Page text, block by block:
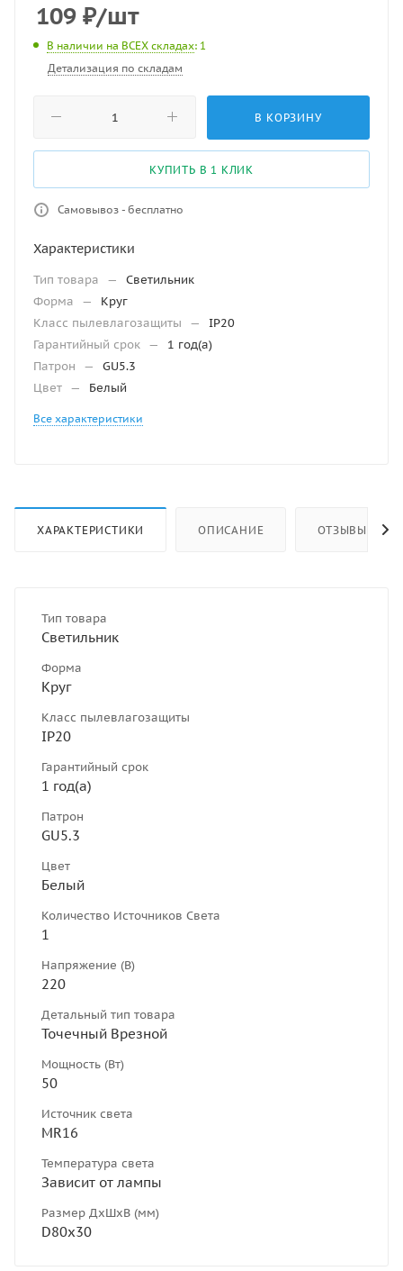
109 ₽/шт
В наличии на ВСЕХ складах: 1
Детализация по складам
В КОРЗИНУ
КУПИТЬ В 1 КЛИК
Самовывоз - бесплатно
Характеристики
Тип товара —
Светильник
Форма
—
Круг
Класс пылевлагозащиты
—
IP20
Гарантийный срок —
1 год(а)
Патрон
—
GU5.3
Цвет — Белый
Все характеристики
ХАРАКТЕРИСТИКИ ОПИСАНИЕ ОТЗЫВЫ
Тип товара
Светильник
Форма
Круг
Класс пылевлагозащиты
IP20
Гарантийный срок
1 год(а)
Патрон
GU5.3
Цвет
Белый
Количество Источников Света
1
Напряжение (В)
220
Детальный тип товара
Точечный Врезной
Мощность (Вт)
50
Источник света
MR16
Температура света
Зависит от лампы
Размер ДхШхВ (мм)
D80х30